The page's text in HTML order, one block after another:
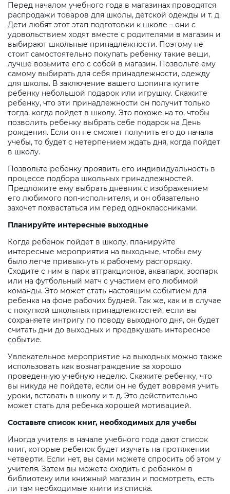
Перед началом учебного года в магазинах проводятся
распродажи товаров для школы, детской одежды и т. д.
Дети любят этот этап подготовки к школе – они с
удовольствием ходят вместе с родителями в магазин и
выбирают школьные принадлежности. Поэтому не
стоит самостоятельно покупать ребенку такие вещи,
лучше возьмите его с собой в магазин. Позвольте ему
самому выбирать для себя принадлежности, одежду
для школы. В заключение вашего шопинга купите
ребенку небольшой подарок или игрушку. Скажите
ребенку, что эти принадлежности он получит только
тогда, когда пойдет в школу. Это похоже на то, чтобы
позволить ребенку выбрать себе подарок на День
рождения. Если он не сможет получить его до начала
учебы, то будет с нетерпением ждать дня, когда пойдет
в школу.
Позвольте ребенку проявить его индивидуальность в
процессе подбора школьных принадлежностей.
Предложите ему выбрать дневник с изображением
его любимого поп-исполнителя, и он обязательно
захочет похвастаться им перед одноклассниками.
Планируйте интересные выходные
Когда ребенок пойдет в школу, планируйте
интересные мероприятия на выходные, чтобы ему
было легче привыкнуть к рабочему распорядку.
Сходите с ним в парк аттракционов, аквапарк, зоопарк
или на футбольный матч с участием его любимой
команды. Это может стать настоящим событием для
ребенка на фоне рабочих будней. Так же, как и в случае
с покупкой школьных принадлежностей, если вы
сохраняете интригу по поводу выходного дня, он будет
считать дни до выходных и предвкушать интересное
событие.
Увлекательное мероприятие на выходных можно также
использовать как вознаграждение за хорошо
проведенную учебную неделю. Скажите ребенку, что
вы никуда не пойдете, если он не будет вовремя учить
уроки, вставать в школу и т. д. Это действительно
может стать для ребенка хорошей мотивацией.
Составьте список книг, необходимых для учебы
Иногда учителя в начале учебного года дают список
книг, которые ребенок будет изучать на протяжении
четверти. Если нет, вы сами можете спросить об этом у
учителя. Затем вы можете сходить с ребенком в
библиотеку или книжный магазин и посмотреть, есть
ли там необходимые книги из списка.